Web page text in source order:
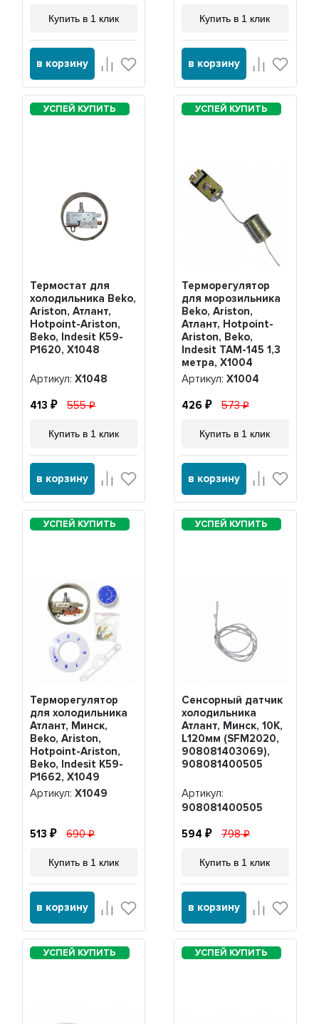
Купить в 1 клик
в корзину
Купить в 1 клик
в корзину
Термостат для
холодильника Beko,
Ariston, Атлант,
Hotpoint-Ariston,
Beko, Indesit K59-
P1620, Х1048
Артикул:Х1048
413 555
Купить в 1 клик
в корзину
Терморегулятор
для морозильника
Beko, Ariston,
Атлант, Hotpoint-
Ariston, Beko,
Indesit ТАМ-145 1,3
метра, Х1004
Артикул: Х1004
426 573
Купить в 1 клик
в корзину
Терморегулятор
для холодильника
Атлант, Минск,
Beko, Ariston,
Hotpoint-Ariston,
Beko, Indesit K59-
P1662, Х1049
Артикул:Х1049
513 690
Купить в 1 клик
в корзину
Сенсорный датчик
холодильника
Атлант, Минск, 10К,
L120мм (SFM2020,
908081403069),
908081400505
Артикул:
908081400505
594 798
Купить в 1 клик
в корзину